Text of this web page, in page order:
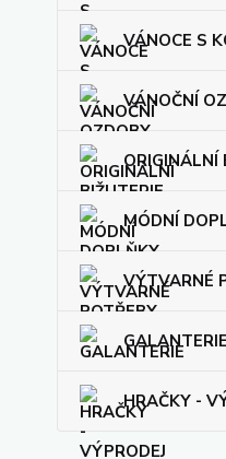
VÁNOCE S
VÁNOČNÍ
ORIGINÁLNÍ
MÓDNÍ
VÝTVARNÉ
GALANTERIE
HRAČKY -